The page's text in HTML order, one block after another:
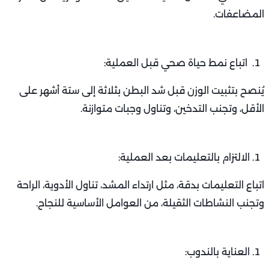
المضاعفات.
اتباع نمط حياة صحي قبل العملية:
يُنصح بتثبيت الوزن قبل شد البطن بثلاثة إلى ستة أشهر على
الأقل، وتجنب التدخين، وتناول وجبات متوازنة.
الالتزام بالتعليمات بعد العملية:
اتباع التعليمات بدقة، مثل ارتداء المشد، تناول الأدوية، الراحة
وتجنب النشاطات الثقيلة، من العوامل الأساسية للنجاح.
العناية بالندوب: